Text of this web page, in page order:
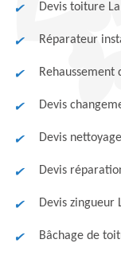
Devis toiture
Réparateur
Rehaussement
Devis
Devis
Devis
Devis zingueur
Bâchage de